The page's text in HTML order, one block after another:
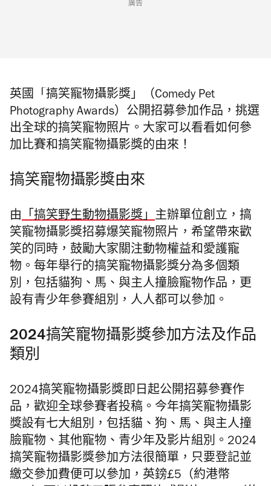
廣告
英國「搞笑寵物攝影獎」（Comedy Pet
Photography Awards）公開招募參加作品，挑選
出全球的搞笑寵物照片。大家可以看看如何參
加比賽和搞笑寵物攝影獎的由來！
搞笑寵物攝影獎由來
由「搞笑野生動物攝影獎」主辦單位創立，搞
笑寵物攝影獎招募爆笑寵物照片，希望帶來歡
笑的同時，鼓勵大家關注動物權益和愛護寵
物。每年舉行的搞笑寵物攝影獎分為多個類
別，包括貓狗、馬、與主人撞臉寵物作品，更
設有青少年參賽組別，人人都可以參加。
2024搞笑寵物攝影獎參加方法及作品
類別
2024搞笑寵物攝影獎即日起公開招募參賽作
品，歡迎全球參賽者投稿。今年搞笑寵物攝影
獎設有七大組別，包括貓、狗、馬、與主人撞
臉寵物、其他寵物、青少年及影片組別。2024
搞笑寵物攝影獎參加方法很簡單，只要登記並
繳交參加費便可以參加，英鎊£5（約港幣